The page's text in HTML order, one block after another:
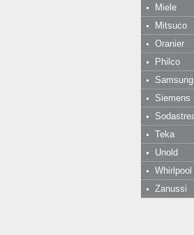
Miele
Mitsuco
Oranier
Philco
Samsung
Siemens
Teka
Unold
Whirlpool
Zanussi